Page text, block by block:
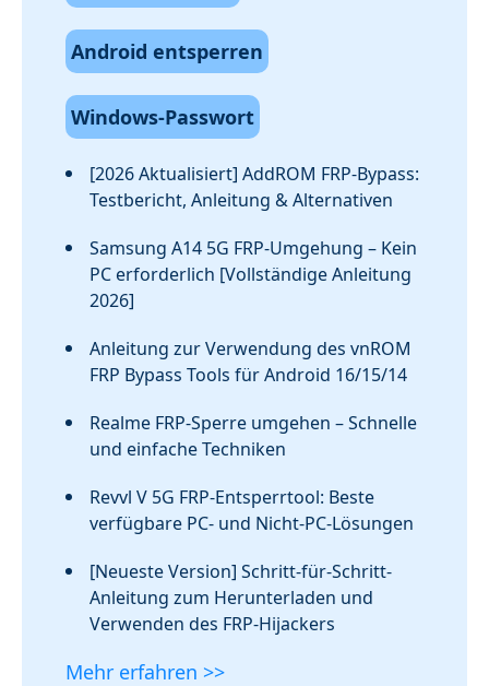
Android entsperren
Windows-Passwort
[2026 Aktualisiert] AddROM FRP-Bypass:
Testbericht, Anleitung & Alternativen
Samsung A14 5G FRP-Umgehung – Kein
PC erforderlich [Vollständige Anleitung
2026]
Anleitung zur Verwendung des vnROM
FRP Bypass Tools für Android 16/15/14
Realme FRP-Sperre umgehen – Schnelle
und einfache Techniken
Revvl V 5G FRP-Entsperrtool: Beste
verfügbare PC- und Nicht-PC-Lösungen
[Neueste Version] Schritt-für-Schritt-
Anleitung zum Herunterladen und
Verwenden des FRP-Hijackers
Mehr erfahren >>